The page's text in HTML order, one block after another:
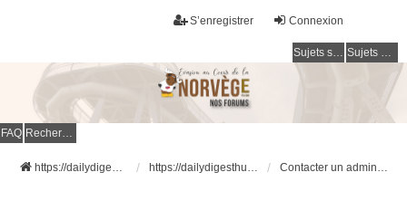
Connexion
S’enregistrer
Sujets sans réponse Sujets actifs
FAQ Rechercher
https://dailydigesthub.com https://dailydigesthub.com Contacter un administrateur du forum